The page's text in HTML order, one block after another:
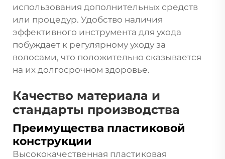
использования дополнительных средств
или процедур. Удобство наличия
эффективного инструмента для ухода
побуждает к регулярному уходу за
волосами, что положительно сказывается
на их долгосрочном здоровье.
Качество материала и
стандарты производства
Преимущества пластиковой
конструкции
Высококачественная пластиковая